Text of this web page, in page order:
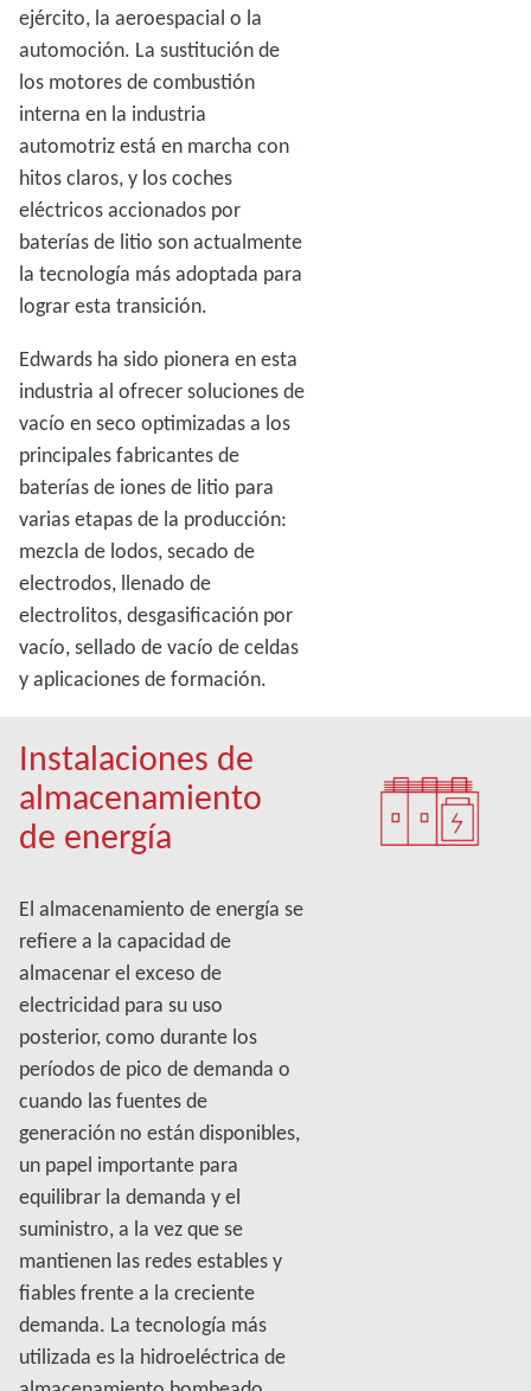
ejército, la aeroespacial o la
automoción. La sustitución de
los motores de combustión
interna en la industria
automotriz está en marcha con
hitos claros, y los coches
eléctricos accionados por
baterías de litio son actualmente
la tecnología más adoptada para
lograr esta transición.
Edwards ha sido pionera en esta
industria al ofrecer soluciones de
vacío en seco optimizadas a los
principales fabricantes de
baterías de iones de litio para
varias etapas de la producción:
mezcla de lodos, secado de
electrodos, llenado de
electrolitos, desgasificación por
vacío, sellado de vacío de celdas
y aplicaciones de formación.
Instalaciones de
almacenamiento
de energía
El almacenamiento de energía se
refiere a la capacidad de
almacenar el exceso de
electricidad para su uso
posterior, como durante los
períodos de pico de demanda o
cuando las fuentes de
generación no están disponibles,
un papel importante para
equilibrar la demanda y el
suministro, a la vez que se
mantienen las redes estables y
fiables frente a la creciente
demanda. La tecnología más
utilizada es la hidroeléctrica de